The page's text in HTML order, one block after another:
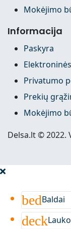
Mokėjimo
Informacija
Paskyra
Privatumo
Prekių
Mokėjimo
Delsa.lt © 2022.
bedBaldai
deck